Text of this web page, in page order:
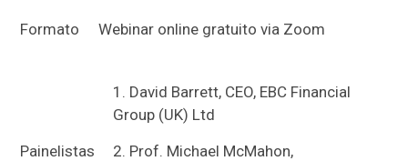
Formato Webinar online gratuito via Zoom
Painelistas
David Barrett, CEO, EBC Financial
Group (UK) Ltd
Prof. Michael McMahon,